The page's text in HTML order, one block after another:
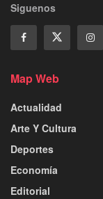
Siguenos
Map Web
Actualidad
Arte Y Cultura
Deportes
Economía
Editorial